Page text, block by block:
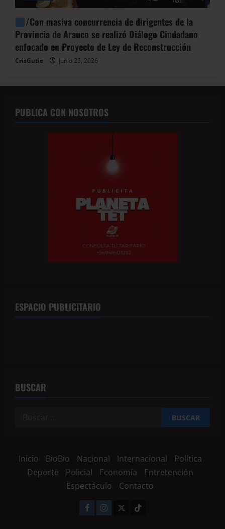
/Con masiva concurrencia de dirigentes de la
Provincia de Arauco se realizó Diálogo Ciudadano
enfocado en Proyecto de Ley de Reconstrucción
CrisGutie junio 25, 2026
PUBLICA CON NOSOTROS
ESPACIO PUBLICITARIO
BUSCAR
Inicio BioBio Nacional Internacional
Política
Deporte
Policial Economía
Entretención
Espectáculo
Contacto